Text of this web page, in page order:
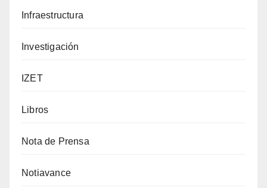
Infraestructura
Investigación
IZET
Libros
Nota de Prensa
Notiavance